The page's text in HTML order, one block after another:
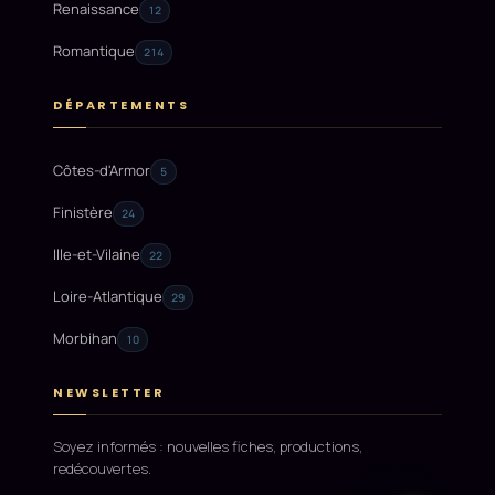
Renaissance 12
Romantique 214
DÉPARTEMENTS
Côtes-d'Armor 5
Finistère 24
Ille-et-Vilaine 22
Loire-Atlantique 29
Morbihan 10
NEWSLETTER
Soyez informés : nouvelles fiches, productions,
redécouvertes.